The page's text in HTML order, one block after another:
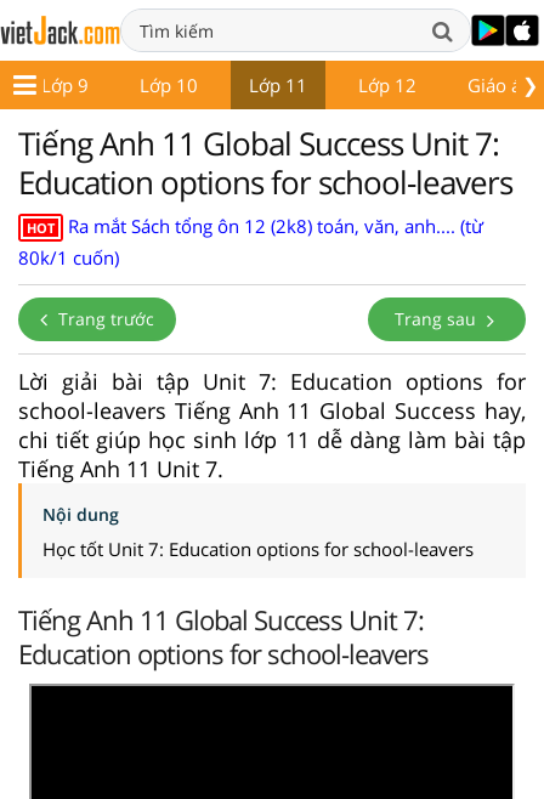
❯
Lớp 9 Lớp 10 Lớp 11 Lớp 12 Giáo án
Tiếng Anh 11 Global Success Unit 7:
Education options for school-leavers
HOT
Ra mắt Sách tổng ôn 12 (2k8) toán, văn, anh.... (từ
80k/1 cuốn)
Trang trước Trang sau
Lời giải bài tập Unit 7: Education options for
school-leavers Tiếng Anh 11 Global Success hay,
chi tiết giúp học sinh lớp 11 dễ dàng làm bài tập
Tiếng Anh 11 Unit 7.
Nội dung
Học tốt Unit 7: Education options for school-leavers
Tiếng Anh 11 Global Success Unit 7:
Education options for school-leavers